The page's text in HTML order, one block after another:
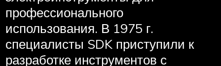
профессионального
использования. В 1975 г.
специалисты SDK приступили к
разработке инструментов с